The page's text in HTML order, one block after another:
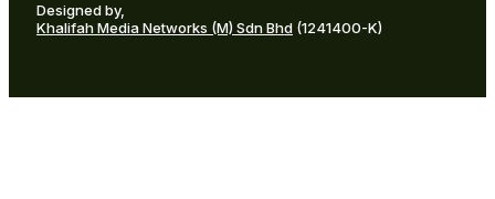
Designed by,
Khalifah Media Networks (M) Sdn Bhd (1241400-K)